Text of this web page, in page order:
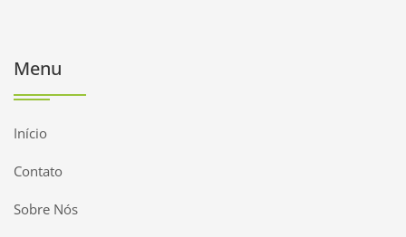
Menu
Início
Contato
Sobre Nós